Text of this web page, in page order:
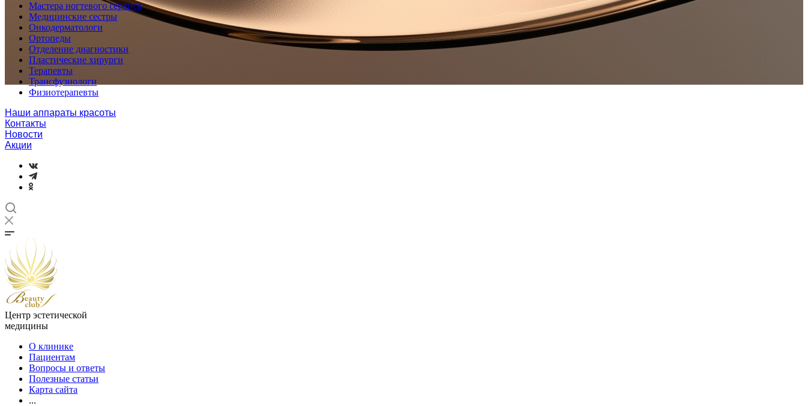
Мастера ногтевого сервиса
Медицинские сестры
Онкодерматологи
Ортопеды
Отделение диагностики
Пластические хирурги
Терапевты
Трансфузиологи
Физиотерапевты
Наши аппараты красоты
Контакты
Новости
Акции
Центр эстетической
медицины
О клинике
Пациентам
Вопросы и ответы
Полезные статьи
Карта сайта
...